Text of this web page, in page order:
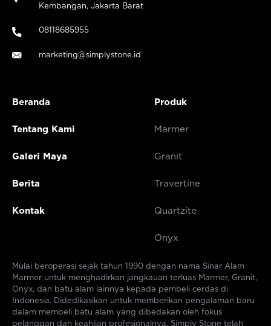
Kembangan, Jakarta Barat
08118685955
marketing@simplystone.id
Beranda
Tentang Kami
Galeri Maya
Berita
Kontak
Produk
Marmer
Granit
Travertine
Quartzite
Onyx
Mulai beroperasi sejak tahun 1990 dengan nama Sinar Alam
Marmer untuk menghadirkan jangkauan terluas Marmer, Granit,
Onyx, dan batu alam lainnya kepada pembeli cerdas di
Indonesia. Didedikasikan untuk memberikan pengalaman baru
dalam membeli batu alam yang dibedakan oleh fokus
pelanggan dan keahlian profesionalnya. Simply Stone telah